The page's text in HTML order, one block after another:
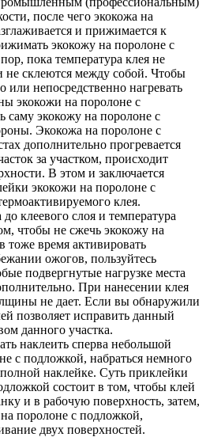
после чего экокожа на
и прижимается к
экокожу на поролоне с
пока температура клея не
не склеются между собой. Чтобы
или непосредственно нагревать
экокожи на поролоне с
саму экокожу на поролоне с
Экокожа на поролоне с
дополнительно прогревается
за участком, происходит
В этом и заключается
экокожи на поролоне с
клея.
клеевого слоя и температура
чтобы не сжечь экокожу на
тоже время активировать
ожогов, пользуйтесь
подвергнутые нагрузке места
При нанесении клея
не дает. Если вы обнаружили
позволяет исправить данный
данного участка.
наклеить сперва небольшой
с подложкой, набраться немного
наклейке. Суть приклейки
состоит в том, чтобы клей
и в рабочую поверхность, затем,
поролоне с подложкой,
двух поверхностей.